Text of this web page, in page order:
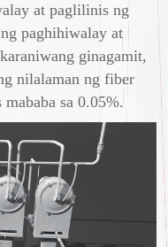
at paglilinis ng
paghihiwalay at
ginagamit,
nilalaman ng fiber
sa 0.05%.